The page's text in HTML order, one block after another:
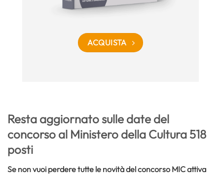
ACQUISTA
Resta aggiornato sulle date del
concorso al Ministero della Cultura 518
posti
Se non vuoi perdere tutte le novità del concorso MIC attiva